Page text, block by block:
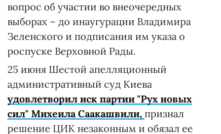
вопрос об участии во внеочередных
выборах – до инаугурации Владимира
Зеленского и подписания им указа о
роспуске Верховной Рады.
25 июня Шестой апелляционный
административный суд Киева
удовлетворил иск партии "Рух новых
сил" Михеила Саакашвили, признал
решение ЦИК незаконным и обязал ее